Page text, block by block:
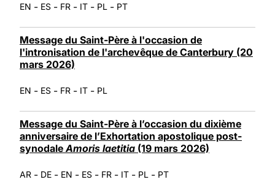
EN - ES - FR - IT - PL - PT
Message du Saint-Père à l'occasion de
l'intronisation de l'archevêque de Canterbury (20
mars 2026)
EN - ES - FR - IT - PL
Message du Saint-Père à l’occasion du dixième
anniversaire de l’Exhortation apostolique post-
synodale Amoris laetitia (19 mars 2026)
AR - DE - EN - ES - FR - IT - PL - PT